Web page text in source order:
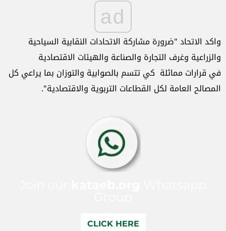
ad
واكد الاتحاد "ضرورة مشاركة الاتحادات النقابية السياحية
والزراعية وغرف التجارة والصناعة والهيئات الاقتصادية
في قرارات مماثلة كي تتسم بالصوابية والتوزان بما يراعي كل
المصالح العامة لكل القطاعات التربوية والاقتصادية".
CLICK HERE